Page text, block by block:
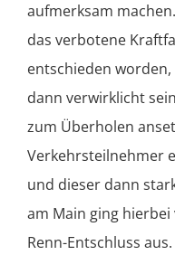
aufmerksam
das verbotene
entschieden
dann verwirklicht
zum Überholen
Verkehrsteilnehmer
und dieser dann
am Main ging
Renn-Entschluss aus.